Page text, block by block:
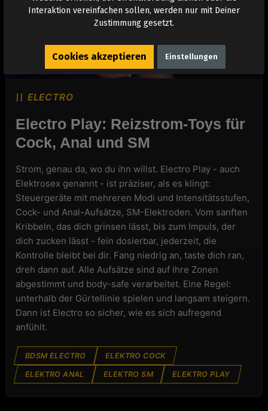
ELECTRO
Electro Play: Reizstrom-Toys für
Cock, Anal und SM
Strom, genau da, wo du ihn willst. Electro Play - auch
Elektrosex genannt - ist präziser, als es klingt:
Steuergeräte mit mehreren Modi und Intensitätsstufen,
Cock- und Anal-Aufsätze, SM-Elektroden. Vom sanften
Kribbeln, das dich grinsen lässt, bis zum Impuls, der
dich zucken lässt - fein dosierbar, jederzeit, die
Kontrolle bleibt bei dir. Fang niedrig an, taste dich ran,
dreh dann auf. Alle Aufsätze sind auf ihre Zonen
abgestimmt und body-safe verarbeitet. Eine Regel:
unterhalb der Gürtellinie spielen und langsam steigern.
Dann ist Electro so sicher, wie es sich aufregend
anfühlt.
BDSM ELECTRO ELEKTRO COCK
ELEKTRO ANAL ELEKTRO SM ELEKTRO PLAY
Interaktion vereinfachen sollen, werden nur mit Deiner
Zustimmung gesetzt.
Cookies akzeptieren Einstellungen